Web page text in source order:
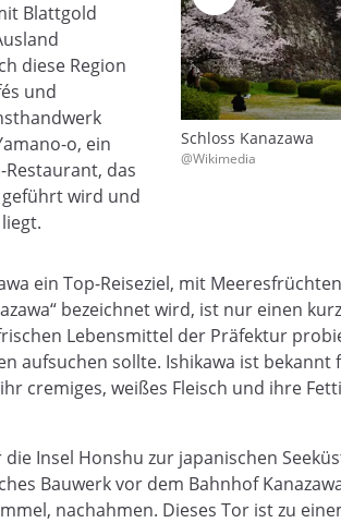
Blattgold
diese Region
und
o, ein
das
wird und
Schloss Kanazawa
@Wikimedia
ein Top-Reiseziel, mit
bezeichnet wird, ist nur einen
Lebensmittel der Präfektur
aufsuchen sollte. Ishikawa ist
cremiges, weißes Fleisch und ihre
Insel Honshu zur japanischen
Bauwerk vor dem Bahnhof
nachahmen. Dieses Tor ist zu